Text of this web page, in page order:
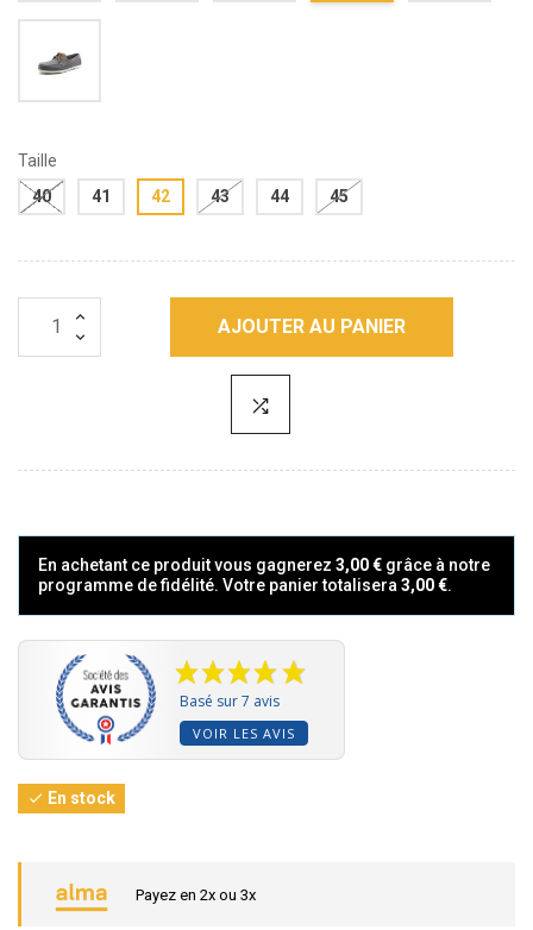
Taille
40
41 42 43 44 45
AJOUTER AU PANIER
En achetant ce produit vous gagnerez 3,00 € grâce à notre
programme de fidélité. Votre panier totalisera 3,00 €.
Basé sur 7 avis
VOIR LES AVIS
 En stock
Payez en 2x ou 3x